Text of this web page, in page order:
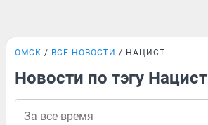
ОМСК ВСЕ НОВОСТИ НАЦИСТ
Новости по тэгу Нацист